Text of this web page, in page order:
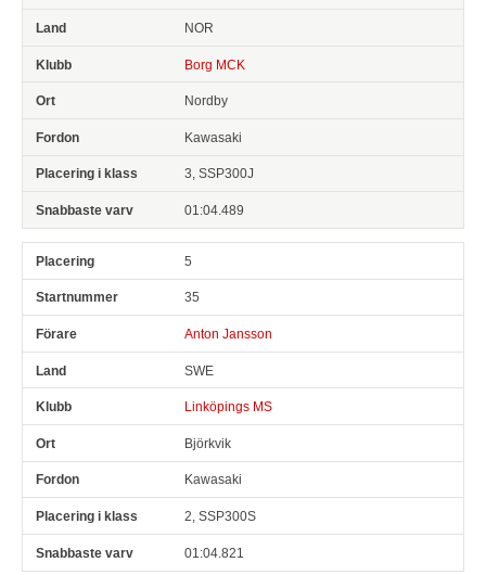
NOR
Borg MCK
Nordby
Kawasaki
3, SSP300J
01:04.489
5
35
Anton Jansson
SWE
Linköpings MS
Björkvik
Kawasaki
2, SSP300S
01:04.821